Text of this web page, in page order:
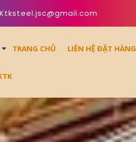
Ktksteel.jsc@gmail.com
TRANG CHỦ LIÊN HỆ ĐẶT HÀNG